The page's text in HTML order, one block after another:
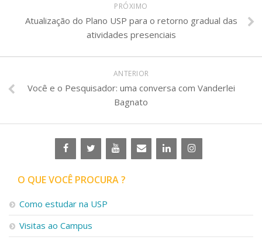
PRÓXIMO
Atualização do Plano USP para o retorno gradual das
atividades presenciais
ANTERIOR
Você e o Pesquisador: uma conversa com Vanderlei
Bagnato
O QUE VOCÊ PROCURA ?
Como estudar na USP
Visitas ao Campus